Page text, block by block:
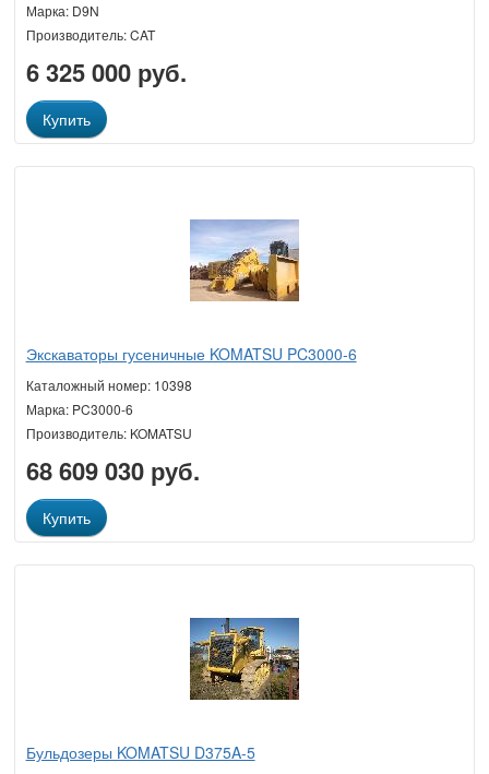
Марка: D9N
Производитель: CAT
6 325 000 руб.
Купить
Экскаваторы гусеничные KOMATSU PC3000-6
Каталожный номер: 10398
Марка: PC3000-6
Производитель: KOMATSU
68 609 030 руб.
Купить
Бульдозеры KOMATSU D375A-5